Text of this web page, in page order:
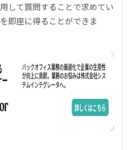
して質問することで求めてい
即座に得ることができま